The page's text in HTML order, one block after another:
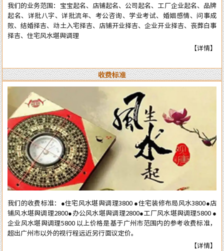
我们的业务范围：宝宝起名、店铺起名、公司起名、工厂企业起名、品牌
起名、详批八字、详批流年、考公咨询、学业考试、婚姻感情、问事成
败、结婚择吉、动土入宅择吉、店铺开业择吉、企业开业择吉、丧葬白事
择吉、住宅风水堪舆调理
【详情】
收费标准
我们的收费标准：●住宅风水堪舆调理3800 ●住宅装修布局风水3800●店
铺风水堪舆调理2800●办公风水堪舆调理2800●工厂风水堪舆调理5800 ●
企业风水堪舆调理5800 以上价格是基于广州市范围内的参考收费标准，
超出广州市以外的视行程远近另行面议定价。
【详情】